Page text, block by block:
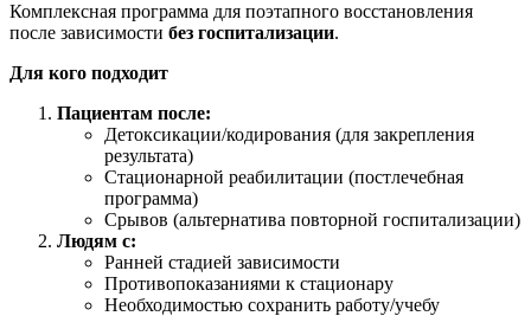
Комплексная программа для поэтапного восстановления
после зависимости без госпитализации.
Для кого подходит
Пациентам после:
Детоксикации/кодирования (для закрепления
результата)
Стационарной реабилитации (постлечебная
программа)
Срывов (альтернатива повторной госпитализации)
Людям с:
Ранней стадией зависимости
Противопоказаниями к стационару
Необходимостью сохранить работу/учебу